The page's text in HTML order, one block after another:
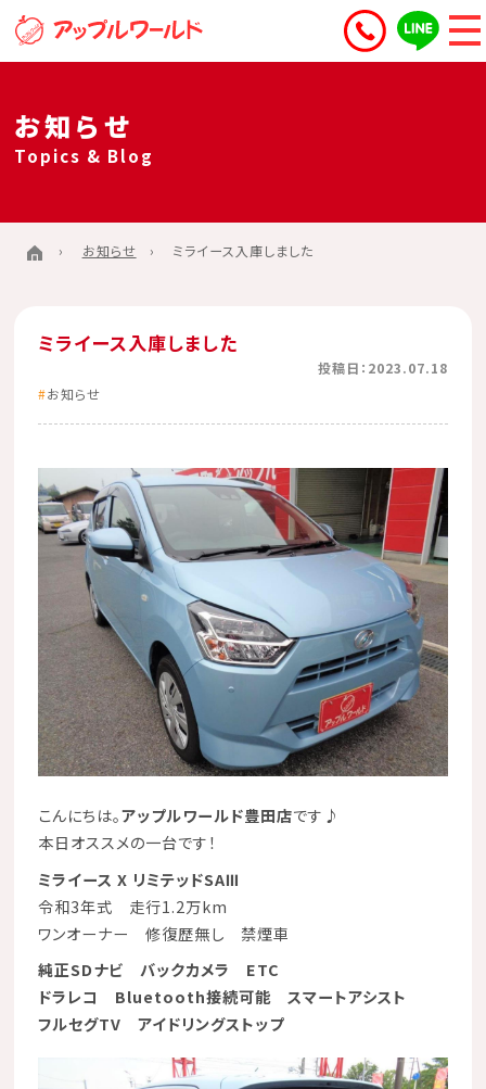
お知らせ
Topics & Blog
お知らせ ミライース入庫しました
ミライース入庫しました
投稿日：2023.07.18
お知らせ
こんにちは。アップルワールド豊田店です♪
本日オススメの一台です！
ミライース X リミテッドSAⅢ
令和3年式 走行1.2万km
ワンオーナー 修復歴無し 禁煙車
純正SDナビ
バックカメラ
ETC
ドラレコ Bluetooth接続可能
スマートアシスト
フルセグTV
アイドリングストップ